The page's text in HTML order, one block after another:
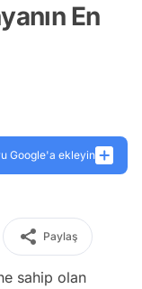
En
Google'a ekleyin
Paylaş
sahip olan